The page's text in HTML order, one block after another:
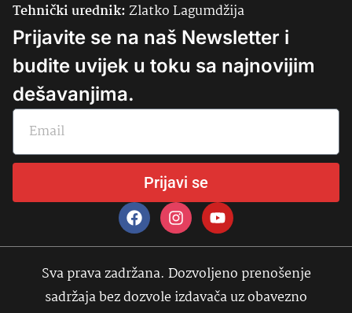
Tehnički urednik:Zlatko Lagumdžija
Prijavite se na naš Newsletter i
budite uvijek u toku sa najnovijim
dešavanjima.
Prijavi se
Sva prava zadržana. Dozvoljeno prenošenje
sadržaja bez dozvole izdavača uz obavezno